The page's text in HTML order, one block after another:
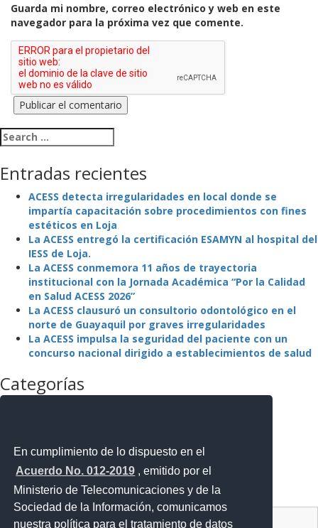
En cumplimiento de lo dispuesto en el
Acuerdo No. 012-2019 , emitido por el
Ministerio de Telecomunicaciones y de la
Sociedad de la Información, comunicamos
nuestra política para el tratamiento de datos
Guarda mi nombre, correo electrónico y web en este
navegador para la próxima vez que comente.
Search for:
Entradas recientes
ACESS detecta irregularidades en local donde se
impartía capacitación sobre procedimientos con fines
estéticos en Loja
La ACESS entregó la certificación ESAMYN al hospital del
IESS de Loja.
La ACESS conmemora 11 años de trayectoria
institucional con la Jornada Académica “Por la Calidad
en Salud ACESS 2026”
La ACESS clausuró un consultorio odontológico en el
norte de Guayaquil por graves irregularidades
La ACESS impulsa la seguridad del paciente con un
concurso nacional dirigido a establecimientos de salud
Categorías
Noticias
Noticias Destacadas
Programas y Servicios
Sin categoría
Contacto Ciudadano Digital